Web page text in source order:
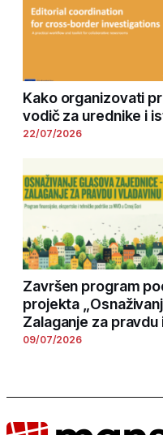
Kako organizovati
vodič za urednike i
22/07/2026
Završen program
projekta
Zalaganje za pravdu
09/07/2026